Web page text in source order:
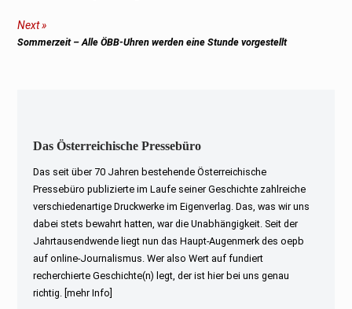
Next
Next
Sommerzeit – Alle ÖBB-Uhren werden eine Stunde vorgestellt
Das Österreichische Pressebüro
Das seit über 70 Jahren bestehende Österreichische
Pressebüro publizierte im Laufe seiner Geschichte zahlreiche
verschiedenartige Druckwerke im Eigenverlag. Das, was wir uns
dabei stets bewahrt hatten, war die Unabhängigkeit. Seit der
Jahrtausendwende liegt nun das Haupt-Augenmerk des oepb
auf online-Journalismus. Wer also Wert auf fundiert
recherchierte Geschichte(n) legt, der ist hier bei uns genau
richtig. [mehr Info]